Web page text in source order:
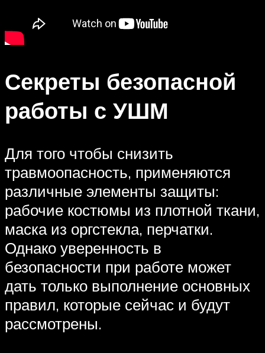
Секреты безопасной
работы с УШМ
Для того чтобы снизить
травмоопасность, применяются
различные элементы защиты:
рабочие костюмы из плотной ткани,
маска из оргстекла, перчатки.
Однако уверенность в
безопасности при работе может
дать только выполнение основных
правил, которые сейчас и будут
рассмотрены.